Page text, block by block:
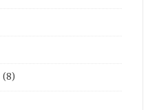
(8)